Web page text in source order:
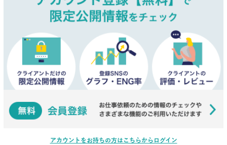
アカウントをお持ちの方はこちらからログイン